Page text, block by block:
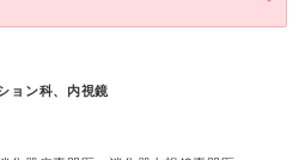
ョン科、内視鏡